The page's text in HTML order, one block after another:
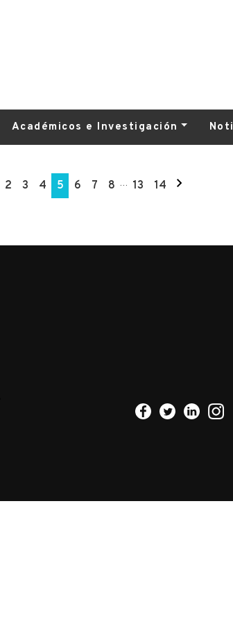
Académicos e Investigación
2 3 4 5 6 7 8 … 13 14